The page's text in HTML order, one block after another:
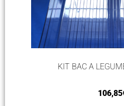
KIT BAC A
106,85